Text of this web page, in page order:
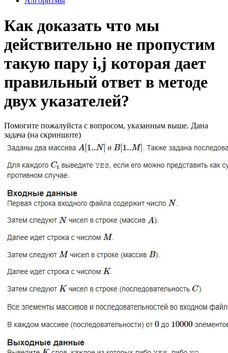
Как доказать что мы
действительно не пропустим
такую пару i,j которая дает
правильный ответ в методе
двух указателей?
Помогите пожалуйста с вопросом, указанным выше. Дана
задача (на скриншоте)